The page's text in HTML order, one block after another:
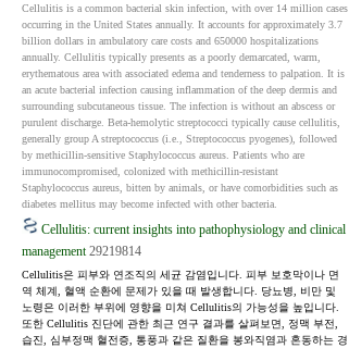
Cellulitis is a common bacterial skin infection, with over 14 million cases
occurring in the United States annually. It accounts for approximately 3.7
billion dollars in ambulatory care costs and 650000 hospitalizations
annually. Cellulitis typically presents as a poorly demarcated, warm,
erythematous area with associated edema and tenderness to palpation. It is
an acute bacterial infection causing inflammation of the deep dermis and
surrounding subcutaneous tissue. The infection is without an abscess or
purulent discharge. Beta-hemolytic streptococci typically cause cellulitis,
generally group A streptococcus (i.e., Streptococcus pyogenes), followed
by methicillin-sensitive Staphylococcus aureus. Patients who are
immunocompromised, colonized with methicillin-resistant
Staphylococcus aureus, bitten by animals, or have comorbidities such as
diabetes mellitus may become infected with other bacteria.
Cellulitis: current insights into pathophysiology and clinical
management29219814
Cellulitis은 피부와 연조직의 세균 감염입니다. 피부 보호막이나 면
역 체계, 혈액 순환에 문제가 있을 때 발생합니다. 당뇨병, 비만 및
노령은 이러한 부위에 영향을 미쳐 Cellulitis의 가능성을 높입니다.
또한 Cellulitis 진단에 관한 최근 연구 결과를 살펴보면, 정맥 부전,
습진, 심부정맥 혈전증, 통풍과 같은 질환을 봉와직염과 혼동하는 경